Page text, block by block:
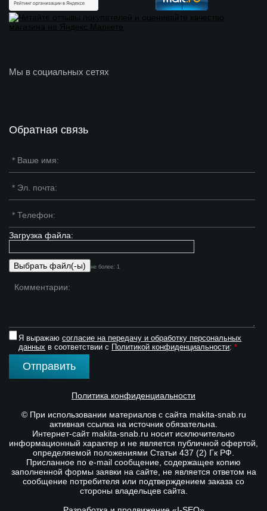
Мы в социальных сетях
Обратная связь
Загрузка файла:
не более: 1
Я выражаюсогласие на передачу и обработку персональных
данных в соответствии с Политикой конфиденциальности:*
Отправить
Политика конфиденциальности
© При использовании материалов с сайта makita-snab.ru
активная ссылка на источник обязательна.
Интернет-сайт makita-snab.ru носит исключительно
информационный характер и не является публичной офертой,
определяемой положениями Статьи 437 (2) Гк РФ.
Присланное по e-mail сообщение, содержащее копию
заполненной формы заявки на сайте, не является ответом на
сообщение потребителя или подтверждением заказа со
стороны владельцев сайта.